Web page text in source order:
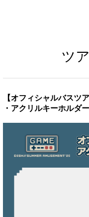
ツ
【オフィシャルバスツ
・アクリルキーホルダー